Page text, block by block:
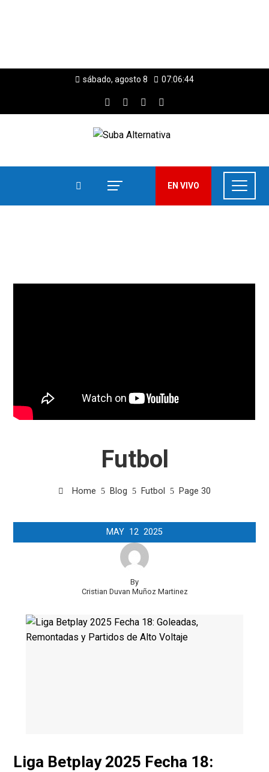
sábado, agosto 8 07:06:45
EN VIVO
Futbol
Home Blog Futbol Page 30
MAY 12 2025
By
Cristian Duvan Muñoz Martinez
Liga Betplay 2025 Fecha 18: